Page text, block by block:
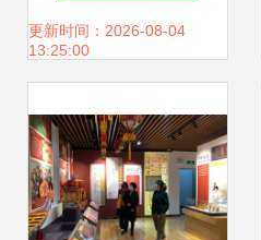
务服务管理局走进
动
更新时间：2026-08-04
13:25:00